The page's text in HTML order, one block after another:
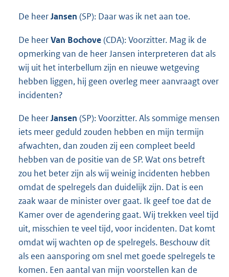
De heerJansen (SP): Daar was ik net aan toe.
De heerVan Bochove(CDA): Voorzitter. Mag ik de
opmerking van de heer Jansen interpreteren dat als
wij uit het interbellum zijn en nieuwe wetgeving
hebben liggen, hij geen overleg meer aanvraagt over
incidenten?
De heerJansen (SP): Voorzitter. Als sommige mensen
iets meer geduld zouden hebben en mijn termijn
afwachten, dan zouden zij een compleet beeld
hebben van de positie van de SP. Wat ons betreft
zou het beter zijn als wij weinig incidenten hebben
omdat de spelregels dan duidelijk zijn. Dat is een
zaak waar de minister over gaat. Ik geef toe dat de
Kamer over de agendering gaat. Wij trekken veel tijd
uit, misschien te veel tijd, voor incidenten. Dat komt
omdat wij wachten op de spelregels. Beschouw dit
als een aansporing om snel met goede spelregels te
komen. Een aantal van mijn voorstellen kan de